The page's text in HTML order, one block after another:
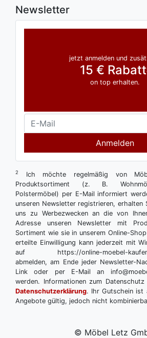
Newsletter
jetzt anmelden und
15 € Rabatt
on top erhalten.
Anmelden
2
Ich möchte regelmäßig von
Produktsortiment (z. B.
Polstermöbel) per E-Mail informiert
unseren Newsletter registrieren, erhalten
uns zu Werbezwecken an die von
Adresse unseren Newsletter mit
Sortiment wie sie in unserem Online-
erteilte Einwilligung kann jederzeit mit
auf https://online-moebel-
abmelden, am Ende jeder Newsletter-
Link oder per E-Mail an
werden. Informationen zum
Datenschutzerklärung. Ihr Gutschein ist
Angebote gültig, jedoch nicht
© Möbel Letz